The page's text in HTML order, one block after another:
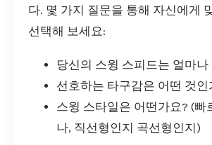
다. 몇 가지 질문을 통해 자신에게
선택해 보세요:
당신의 스윙 스피드는 얼마나
선호하는 타구감은 어떤 것인
스윙 스타일은 어떤가요? (빠
나, 직선형인지 곡선형인지)